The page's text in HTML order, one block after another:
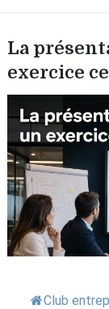
La
exercice
Club